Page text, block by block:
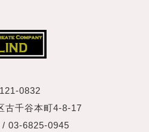
0832
古千谷本町4‐8‐17
/ 03-6825-0945